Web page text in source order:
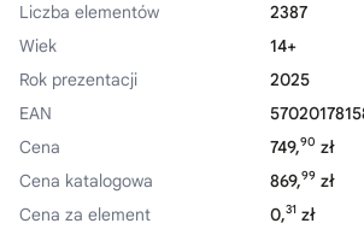
Liczba elementów
2387
Wiek
14+
Rok prezentacji
2025
EAN
Cena
749,90 zł
Cena katalogowa
869,99 zł
Cena za element
0,31 zł